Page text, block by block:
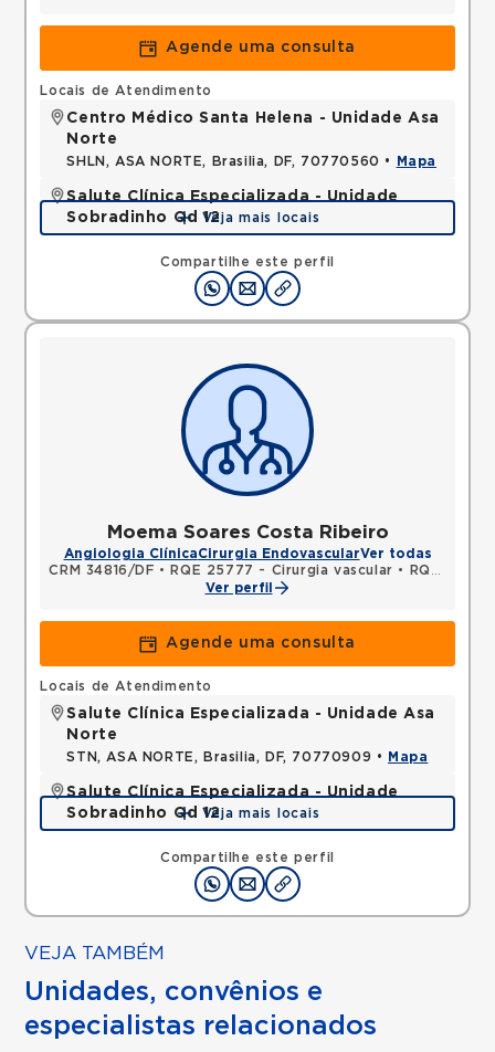
Agende uma consulta
Compartilhe este perfil
Locais de Atendimento
Centro Médico Santa Helena - Unidade Asa
Norte
SHLN, ASA NORTE, Brasilia, DF, 70770560 • Mapa
Salute Clínica Especializada - Unidade
Sobradinho Qd 12
QUADRA, SOBRADINHO, Brasilia, DF, 73010120 •
Veja mais locais
Moema Soares Costa Ribeiro
Angiologia ClínicaCirurgia EndovascularVer todas
CRM 34816/DF • RQE 25777 - Cirurgia vascular •
RQE 25779 - Cirurgia geral
Ver perfil
Agende uma consulta
Compartilhe este perfil
Locais de Atendimento
Salute Clínica Especializada - Unidade Asa
Norte
STN, ASA NORTE, Brasilia, DF, 70770909 • Mapa
Salute Clínica Especializada - Unidade
Sobradinho Qd 12
QUADRA, SOBRADINHO, Brasilia, DF, 73010120 •
Veja mais locais
VEJA TAMBÉM
Unidades, convênios e
especialistas relacionados